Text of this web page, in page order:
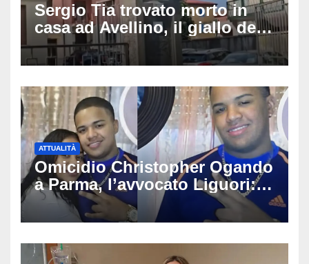
Sergio Tia trovato morto in
casa ad Avellino, il giallo della
porta socchiusa: disposta
l’autopsia
ATTUALITÀ
Omicidio Christopher Ogando
a Parma, l’avvocato Liguori:
«Ogni elemento va
approfondito fino in fondo»,
investigatori